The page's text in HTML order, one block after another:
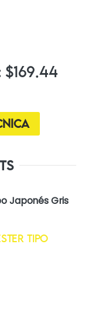
Japonés Gris